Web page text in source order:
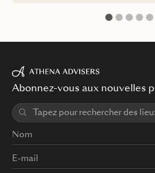
1
Abonnez-vous aux nouvelles